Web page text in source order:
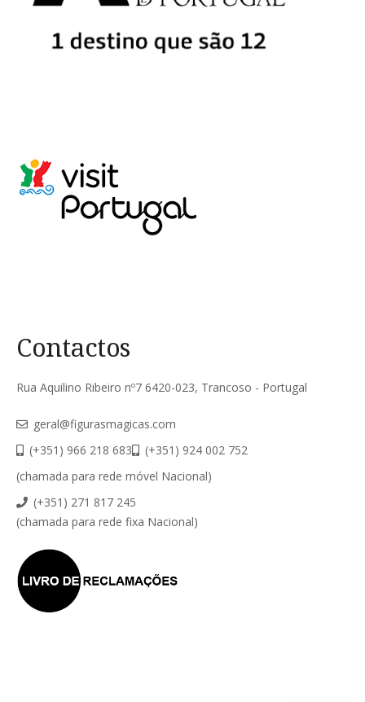
Contactos
Rua Aquilino Ribeiro nº7 6420-023, Trancoso - Portugal
geral@figurasmagicas.com
(+351) 966 218 683
(+351) 924 002 752
(chamada para rede móvel Nacional)
(+351) 271 817 245
(chamada para rede fixa Nacional)